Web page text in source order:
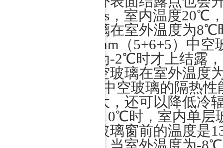
5m/s，室内温度20℃
玻璃在室外温度为
16mm（5+6+5）中
度为-2℃时才上结露
中空玻璃在室外温
中空玻璃的隔热性
较大，还可以降低冷
为-10℃时，室内单
空玻璃窗前的温度